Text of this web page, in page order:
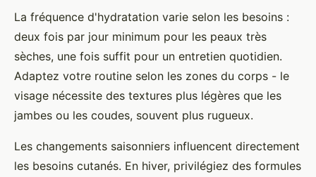
La fréquence d'hydratation varie selon les besoins :
deux fois par jour minimum pour les peaux très
sèches, une fois suffit pour un entretien quotidien.
Adaptez votre routine selon les zones du corps - le
visage nécessite des textures plus légères que les
jambes ou les coudes, souvent plus rugueux.
Les changements saisonniers influencent directement
les besoins cutanés. En hiver, privilégiez des formules